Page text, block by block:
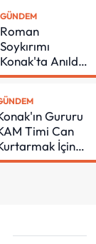
GÜNDEM
Roman
Soykırımı
Konak'ta Anıldı:
"Eşit Bir Yaşam
Sürdüreceğiz"
Gururu
Timi Can
İçin
Aldı